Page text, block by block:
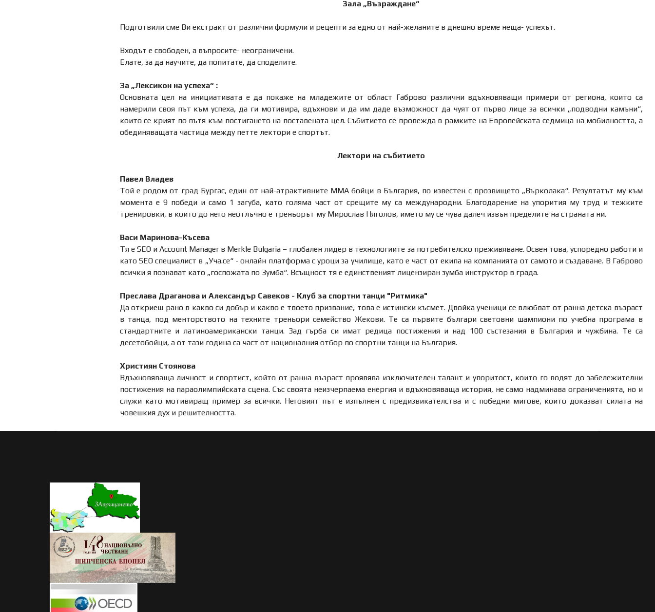
Зала „Възраждане“
Подготвили сме Ви екстракт от различни формули и рецепти за едно от най-желаните в днешно време неща- успехът.
Входът е свободен, а въпросите- неограничени.
Елате, за да научите, да попитате, да споделите.
За „Лексикон на успеха“ :
Основната цел на инициативата е да покаже на младежите от област Габрово различни вдъхновяващи примери от региона, които са
намерили своя път към успеха, да ги мотивира, вдъхнови и да им даде възможност да чуят от първо лице за всички „подводни камъни“,
които се крият по пътя към постигането на поставената цел. Събитието се провежда в рамките на Европейската седмица на мобилността, а
обединяващата частица между петте лектори е спортът.
Лектори на събитието
Павел Владев
Той е родом от град Бургас, един от най-атрактивните ММА бойци в България, по известен с прозвището „Върколака“. Резултатът му към
момента е 9 победи и само 1 загуба, като голяма част от срещите му са международни. Благодарение на упорития му труд и тежките
тренировки, в които до него неотлъчно е треньорът му Мирослав Няголов, името му се чува далеч извън пределите на страната ни.
Васи Маринова-Късева
Тя е SEO и Account Manager в Merkle Bulgaria – глобален лидер в технологиите за потребителско преживяване. Освен това, успоредно работи и
като SEO специалист в „Уча.се“ - онлайн платформа с уроци за училище, като е част от екипа на компанията от самото и създаване. В Габрово
всички я познават като „госпожата по Зумба“. Всъщност тя е единственият лицензиран зумба инструктор в града.
Преслава Драганова и Александър Савеков - Клуб за спортни танци "Ритмика"
Да откриеш рано в какво си добър и какво е твоето призвание, това е истински късмет. Двойка ученици се влюбват от ранна детска възраст
в танца, под менторството на техните треньори семейство Жекови. Те са първите българи световни шампиони по учебна програма в
стандартните и латиноамерикански танци. Зад гърба си имат редица постижения и над 100 състезания в България и чужбина. Те са
десетобойци, а от тази година са част от националния отбор по спортни танци на България.
Християн Стоянова
Вдъхновяваща личност и спортист, който от ранна възраст проявява изключителен талант и упоритост, които го водят до забележителни
постижения на параолимпийската сцена. Със своята неизчерпаема енергия и вдъхновяваща история, не само надминава ограниченията, но и
служи като мотивиращ пример за всички. Неговият път е изпълнен с предизвикателства и с победни мигове, които доказват силата на
човешкия дух и решителността.